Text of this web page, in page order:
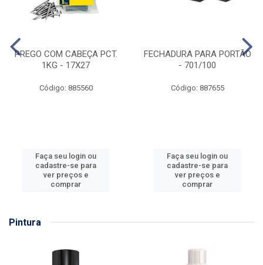
PREGO COM CABEÇA PCT.
1KG - 17X27
Código: 885560
Faça seu login ou
cadastre-se para
ver preços e
comprar
FECHADURA PARA PORTÃO
- 701/100
Código: 887655
Faça seu login ou
cadastre-se para
ver preços e
comprar
Pintura